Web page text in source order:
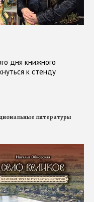
дня книжного
к стенду
литературы